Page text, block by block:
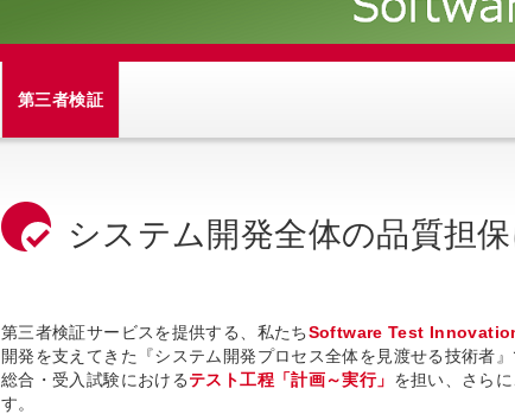
第三者検証
システム開発全体の品質担
第三者検証サービスを提供する、私たちSoftware Test
開発を支えてきた『システム開発プロセス全体を見渡せる技術者
総合・受入試験におけるテスト工程「計画～実行」 を担い、さら
す。